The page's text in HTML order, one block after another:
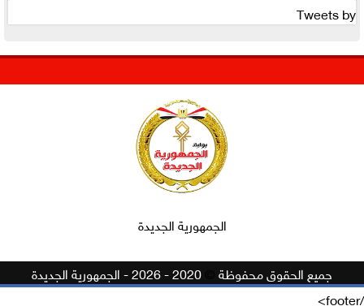
Tweets by
الجمهورية الجديدة
جميع الحقوق محفوظة
/footer>